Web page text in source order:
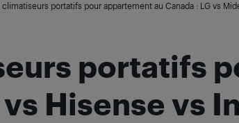
portatifs pour appartement au Canada : LG vs
portatifs
Hisense vs